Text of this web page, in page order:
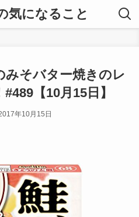
気になること
みそバター焼きのレ
【10月15日】
年10月15日